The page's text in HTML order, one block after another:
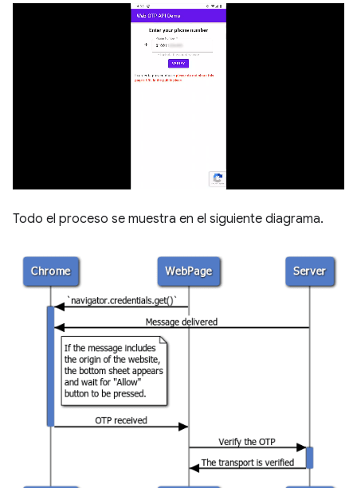
Todo el proceso se muestra en el siguiente diagrama.